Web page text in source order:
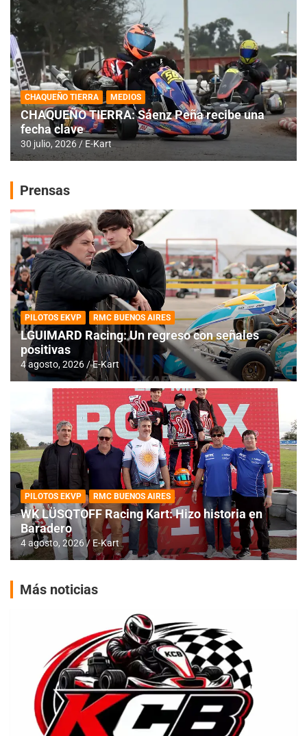
CHAQUEÑO TIERRA MEDIOS
CHAQUEÑO TIERRA: Sáenz Peña recibe una
fecha clave
30 julio, 2026 E-Kart
Prensas
PILOTOS EKVP RMC BUENOS AIRES
LGUIMARD Racing: Un regreso con señales
positivas
4 agosto, 2026 E-Kart
PILOTOS EKVP RMC BUENOS AIRES
WK LÜSQTOFF Racing Kart: Hizo historia en
Baradero
4 agosto, 2026 E-Kart
Más noticias